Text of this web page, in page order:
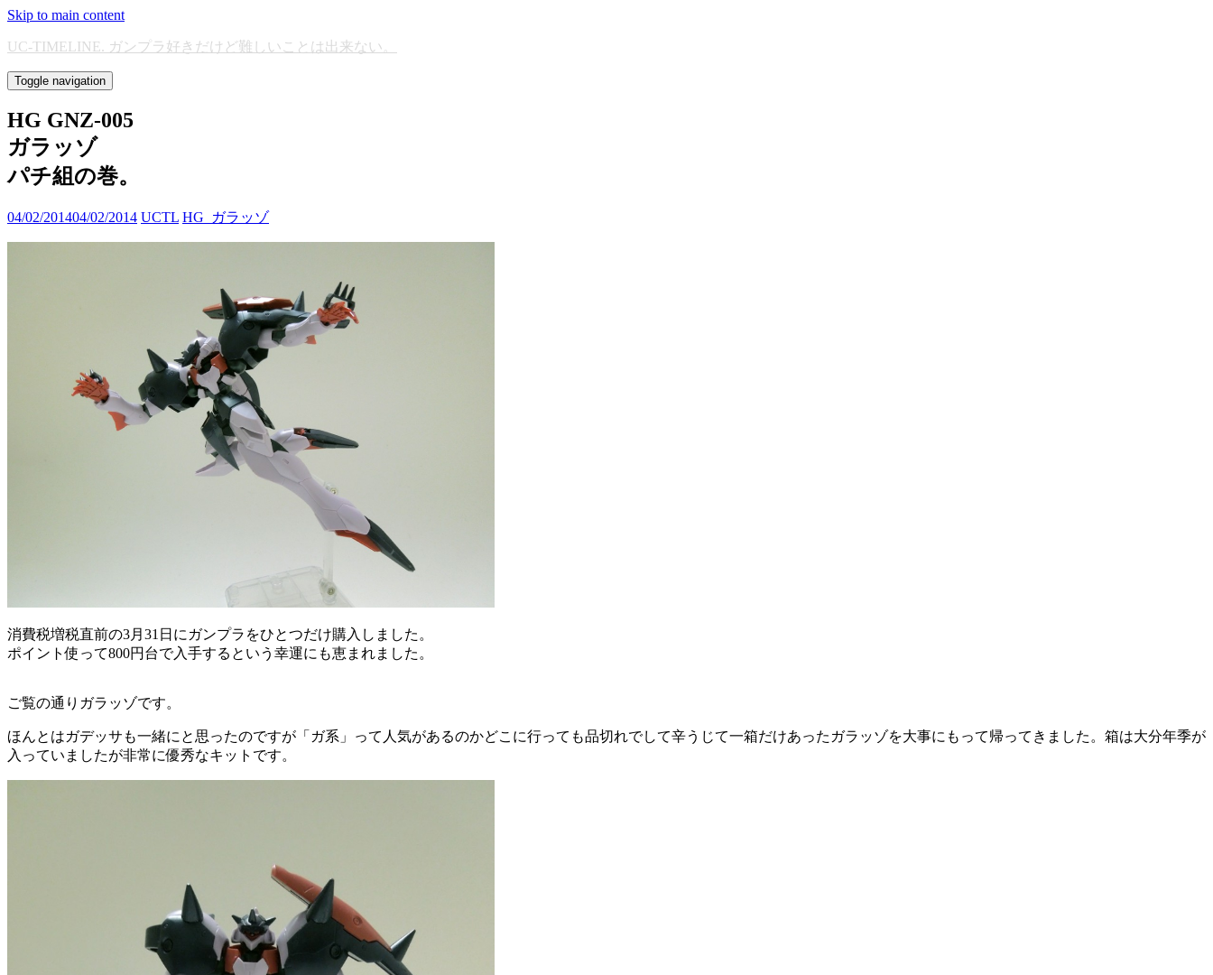
Skip to main content
UC-TIMELINE. ガンプラ好きだけど難しいことは出来ない。
Toggle navigation
HG GNZ-005
ガラッゾ
パチ組の巻。
04/02/201404/02/2014 UCTL HG_ガラッゾ
消費税増税直前の3月31日にガンプラをひとつだけ購入しました。
ポイント使って800円台で入手するという幸運にも恵まれました。
ご覧の通りガラッゾです。
ほんとはガデッサも一緒にと思ったのですが「ガ系」って人気があるのかどこに行っても品切れでして辛うじて一箱だけあったガラッゾを大事にもって帰ってきました。箱は大分年季が
入っていましたが非常に優秀なキットです。